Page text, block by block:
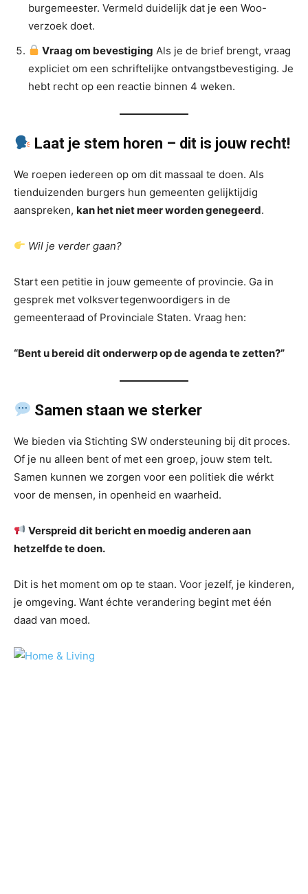
burgemeester. Vermeld duidelijk dat je een Woo-
verzoek doet.
Vraag om bevestiging Als je de brief brengt, vraag
expliciet om een schriftelijke ontvangstbevestiging. Je
hebt recht op een reactie binnen 4 weken.
Laat je stem horen – dit is jouw recht!
We roepen iedereen op om dit massaal te doen. Als
tienduizenden burgers hun gemeenten gelijktijdig
aanspreken, kan het niet meer worden genegeerd.
Wil je verder gaan?
Start een petitie in jouw gemeente of provincie. Ga in
gesprek met volksvertegenwoordigers in de
gemeenteraad of Provinciale Staten. Vraag hen:
“Bent u bereid dit onderwerp op de agenda te zetten?”
Samen staan we sterker
We bieden via Stichting SW ondersteuning bij dit proces.
Of je nu alleen bent of met een groep, jouw stem telt.
Samen kunnen we zorgen voor een politiek die wérkt
voor de mensen, in openheid en waarheid.
Verspreid dit bericht en moedig anderen aan
hetzelfde te doen.
Dit is het moment om op te staan. Voor jezelf, je kinderen,
je omgeving. Want échte verandering begint met één
daad van moed.